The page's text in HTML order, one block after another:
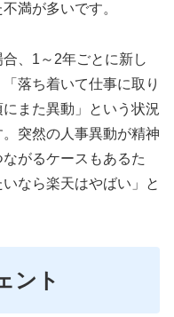
満が多いです。
、1～2年ごとに新し
落ち着いて仕事に取り
また異動」という状況
突然の人事異動が精神
がるケースもあるた
なら楽天はやばい」と
ント